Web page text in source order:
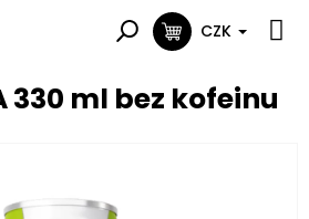
NÁKUPNÍ
CZK
330 ml bez kofeinu